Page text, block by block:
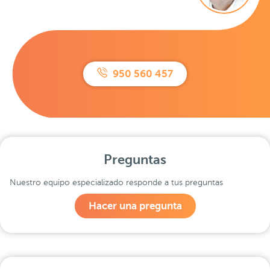
950 560 457
Preguntas
Nuestro equipo especializado responde a tus preguntas
Hacer una pregunta